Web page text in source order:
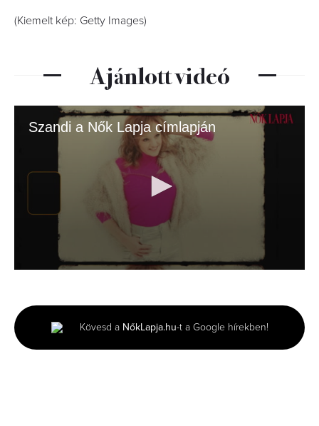
(Kiemelt kép: Getty Images)
Ajánlott videó
Szandi a Nők Lapja címlapján
minutes,
55
seconds
Kövesd a NőkLapja.hu-t a Google hírekben!